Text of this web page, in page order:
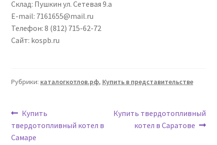
Склад: Пушкин ул. Сетевая 9.а
E-mail: 7161655@mail.ru
Телефон: 8 (812) 715-62-72
Сайт: kospb.ru
Рубрики: каталогкотлов.рф, Купить в представительстве
Навигация
по
Предыдущая
запись:
Купить
твердотопливный котел в
Самаре
Следующая
запись:
Купить твердотопливный
котел в Саратове